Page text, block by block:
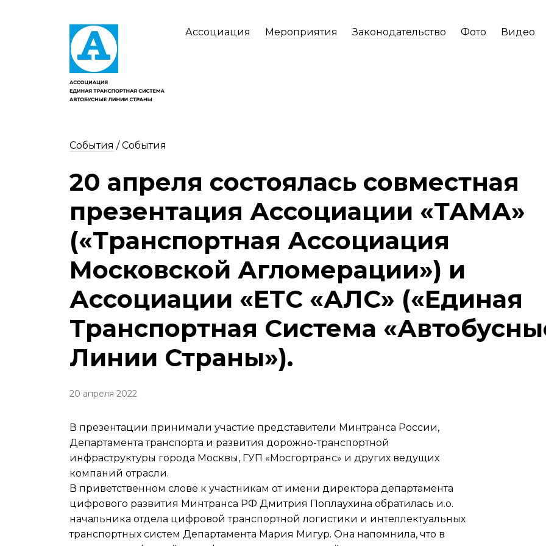
Ассоциация Мероприятия Законодательство Фото Видео
События /События
20 апреля состоялась совместная
презентация Ассоциации «ТАМА»
(«Транспортная Ассоциация
Московской Агломерации») и
Ассоциации «ЕТС «АЛС» («Единая
Транспортная Система
Линии Страны»).
20 апреля 2022
В презентации принимали участие представители Минтранса России,
Департамента транспорта и развития дорожно-транспортной
инфраструктуры города Москвы, ГУП «Мосгортранс» и других ведущих
компаний отрасли.
В приветственном слове к участникам от имени директора департамента
цифрового развития Минтранса РФ Дмитрия Поплаухина обратилась и.о.
начальника отдела цифровой транспортной логистики и интеллектуальных
транспортных систем Департамента Мария Мигур. Она напомнила, что в